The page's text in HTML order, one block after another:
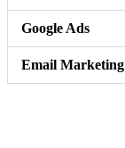
Google Ads
Email Marketing